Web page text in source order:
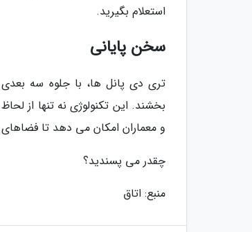
استعلام بگیرید.
سخن پایانی
تری دی پانل ها، با جلوه سه
بخشند. این تکنولوژی نه تنها از
و معماران امکان می دهد تا فضاهای
چقدر می پسندید؟
منبع: اتاق